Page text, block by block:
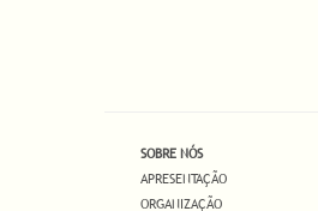
SOBRE NÓS
APRESENTAÇÃO
ORGANIZAÇÃO